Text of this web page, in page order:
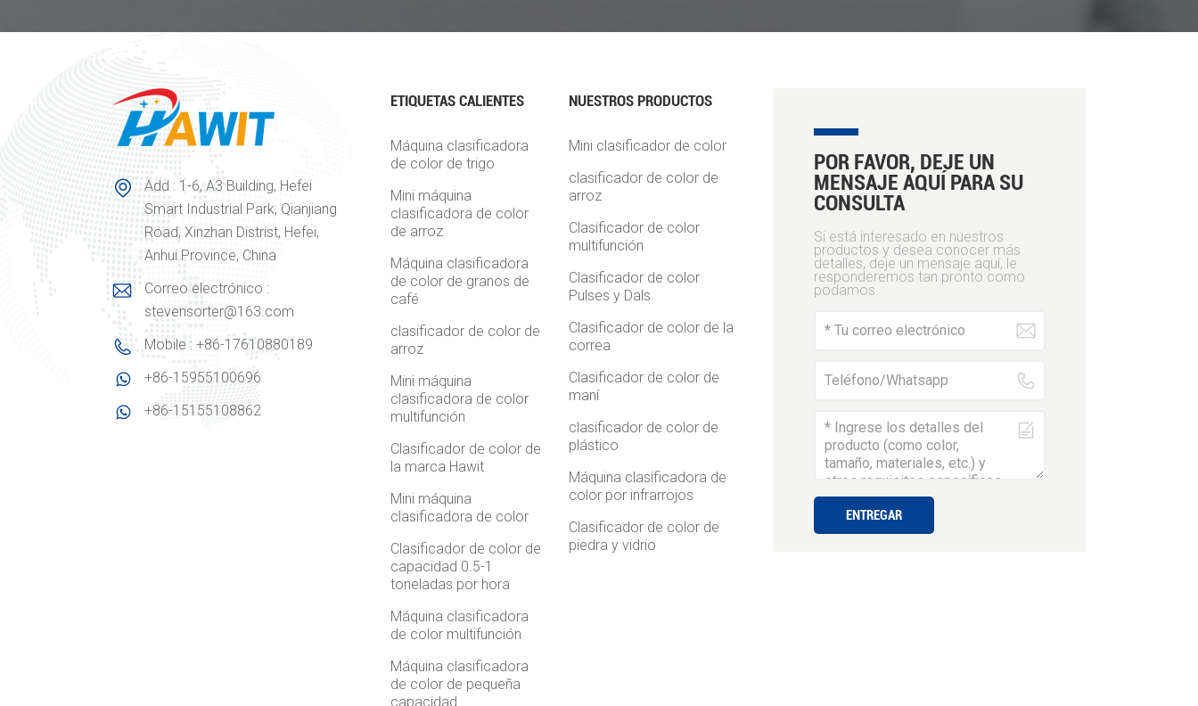
Add : 1-6, A3 Building, Hefei
Smart Industrial Park, Qianjiang
Road, Xinzhan Distrist, Hefei,
Anhui Province, China
Correo electrónico :
stevensorter@163.com
Mobile : +86-17610880189
+86-15955100696
+86-15155108862
ETIQUETAS CALIENTES
Máquina clasificadora
de color de trigo
Mini máquina
clasificadora de color
de arroz
Máquina clasificadora
de color de granos de
café
clasificador de color de
arroz
Mini máquina
clasificadora de color
multifunción
Clasificador de color de
la marca Hawit
Mini máquina
clasificadora de color
Clasificador de color de
capacidad 0.5-1
toneladas por hora
Máquina clasificadora
de color multifunción
Máquina clasificadora
de color de pequeña
capacidad
NUESTROS PRODUCTOS
Mini clasificador de color
clasificador de color de
arroz
Clasificador de color
multifunción
Clasificador de color
Pulses y Dals
Clasificador de color de la
correa
Clasificador de color de
maní
clasificador de color de
plástico
Máquina clasificadora de
color por infrarrojos
Clasificador de color de
piedra y vidrio
POR FAVOR, DEJE UN
MENSAJE AQUÍ PARA SU
CONSULTA
Si está interesado en nuestros
productos y desea conocer más
detalles, deje un mensaje aquí, le
responderemos tan pronto como
podamos.
ENTREGAR